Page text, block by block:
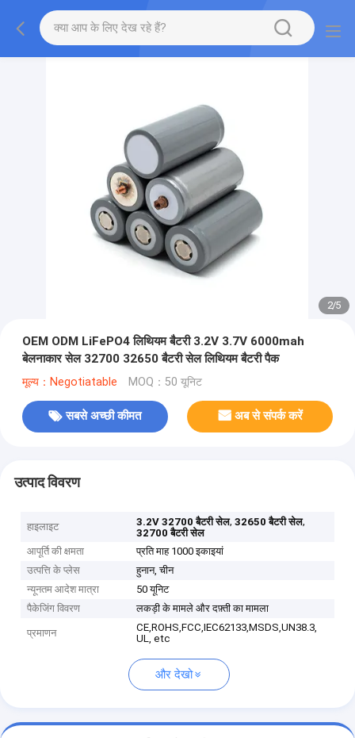
2/5
OEM ODM LiFePO4 लिथियम बैटरी 3.2V 3.7V 6000mah
बेलनाकार सेल 32700 32650 बैटरी सेल लिथियम बैटरी पैक
मूल्य：Negotiatable MOQ：50 यूनिट
सबसे अच्छी कीमत अब से संपर्क करें
उत्पाद विवरण
हाइलाइट 3.2V 32700 बैटरी सेल,32650 बैटरी सेल,
32700 बैटरी सेल
आपूर्ति की क्षमता
प्रति माह 1000 इकाइयां
उत्पत्ति के प्लेस
हुनान, चीन
न्यूनतम आदेश मात्रा
50 यूनिट
पैकेजिंग विवरण
लकड़ी के मामले और दफ़्ती का मामला
प्रमाणन
CE,ROHS,FCC,IEC62133,MSDS,UN38.3,
UL, etc
और देखो